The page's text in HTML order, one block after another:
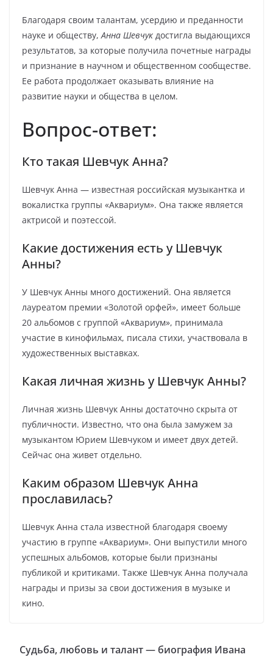
Благодаря своим талантам, усердию и преданности
науке и обществу,Анна Шевчук достигла выдающихся
результатов, за которые получила почетные награды
и признание в научном и общественном сообществе.
Ее работа продолжает оказывать влияние на
развитие науки и общества в целом.
Вопрос-ответ:
Кто такая Шевчук Анна?
Шевчук Анна — известная российская музыкантка и
вокалистка группы «Аквариум». Она также является
актрисой и поэтессой.
Какие достижения есть у Шевчук
Анны?
У Шевчук Анны много достижений. Она является
лауреатом премии «Золотой орфей», имеет больше
20 альбомов с группой «Аквариум», принимала
участие в кинофильмах, писала стихи, участвовала в
художественных выставках.
Какая личная жизнь у Шевчук Анны?
Личная жизнь Шевчук Анны достаточно скрыта от
публичности. Известно, что она была замужем за
музыкантом Юрием Шевчуком и имеет двух детей.
Сейчас она живет отдельно.
Каким образом Шевчук Анна
прославилась?
Шевчук Анна стала известной благодаря своему
участию в группе «Аквариум». Они выпустили много
успешных альбомов, которые были признаны
публикой и критиками. Также Шевчук Анна получала
награды и призы за свои достижения в музыке и
кино.
Судьба, любовь и талант — биография Ивана